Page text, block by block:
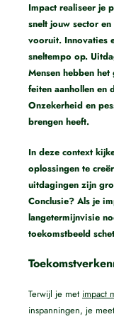
Impact realiseer je
snelt jouw sector
vooruit. Innovaties
sneltempo op.
Mensen hebben
feiten aanhollen en
Onzekerheid en
brengen heeft.
In deze context
oplossingen te
uitdagingen zijn
Conclusie? Als je
langetermijnvisie
toekomstbeeld
Terwijl je met impact
inspanningen, je